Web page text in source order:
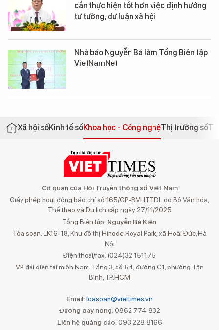
cần thực hiện tốt hơn việc định hướng
tư tưởng, dư luận xã hội
Nhà báo Nguyễn Bá làm Tổng Biên tập
VietNamNet
Xã hội sốKinh tế sốKhoa học - Công nghệThị trường số
Cơ quan của Hội Truyền thông số Việt Nam
Giấy phép hoạt động báo chí số 165/GP-BVHTTDL do Bộ Văn hóa,
Thể thao và Du lịch cấp ngày 27/11/2025
Tổng Biên tập: Nguyễn Bá Kiên
Tòa soạn: LK16-18, Khu đô thị Hinode Royal Park, xã Hoài Đức, Hà
Nội
Điện thoại/fax: (024)32 151175
VP đại diện tại miền Nam: Tầng 3, số 54, đường C1, phường Tân
Bình, TP.HCM
Email:toasoan@viettimes.vn
Đường dây nóng: 0862 774 832
Liên hệ quảng cáo:093 228 8166